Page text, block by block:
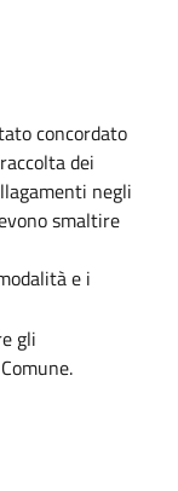
concordato
dei
negli
smaltire
e i
gli